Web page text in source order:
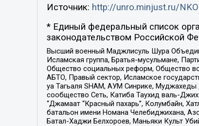
Источник: http://unro.minjust.ru/
* Единый федеральный список
законодательством Российской
Высший военный Маджлисуль Шура
Исламская группа, Братья-мусульмане,
Общество социальных реформ, Общество
АБТО, Правый сектор, Исламское
уа Тагьаля SHAM, АУМ Синрике,
сообщество Сеть, Катиба Таухид валь-
“Джамаат “Красный пахарь”, Колумбайн,
батальон имени Номана Челебиджихана,
Батал-Хаджи Белхороев, Маньяки Культ